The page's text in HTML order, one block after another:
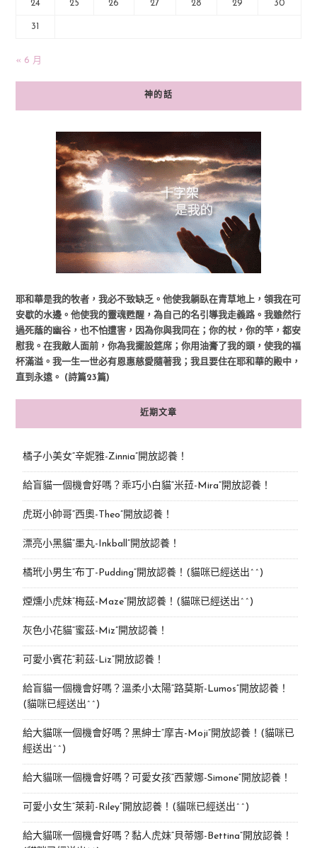
24 25 26 27 28 29 30
31
« 6 月
神的話
耶和華是我的牧者，我必不致缺乏。他使我躺臥在青草地上，領我在可
安歇的水邊。他使我的靈魂甦醒，為自己的名引導我走義路。我雖然行
過死蔭的幽谷，也不怕遭害，因為你與我同在；你的杖，你的竿，都安
慰我。在我敵人面前，你為我擺設筵席；你用油膏了我的頭，使我的福
杯滿溢。我一生一世必有恩惠慈愛隨著我；我且要住在耶和華的殿中，
直到永遠。 (詩篇23篇)
近期文章
橘子小美女“辛妮雅-Zinnia”開放認養！
給盲貓一個機會好嗎？乖巧小白貓“米菈-Mira”開放認養！
虎斑小帥哥“西奧-Theo”開放認養！
漂亮小黑貓“墨丸-Inkball”開放認養！
橘玳小男生“布丁-Pudding”開放認養！(貓咪已經送出^^)
煙燻小虎妹“梅茲-Maze”開放認養！(貓咪已經送出^^)
灰色小花貓“蜜茲-Miz”開放認養！
可愛小賓花“莉茲-Liz”開放認養！
給盲貓一個機會好嗎？溫柔小太陽“路莫斯-Lumos”開放認養！
(貓咪已經送出^^)
給大貓咪一個機會好嗎？黑紳士“摩吉-Moji”開放認養！(貓咪已
經送出^^)
給大貓咪一個機會好嗎？可愛女孩“西蒙娜-Simone“開放認養！
可愛小女生“萊莉-Riley”開放認養！(貓咪已經送出^^)
給大貓咪一個機會好嗎？黏人虎妹“貝蒂娜-Bettina”開放認養！